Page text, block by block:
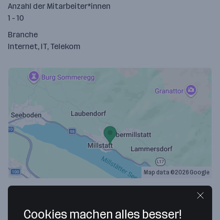
Anzahl der Mitarbeiter*innen
1 - 10
Branche
Internet, IT, Telekom
Map data ©2026 Google
CampConcept AT e.U.
Obermillstätter Straße 151
Cookies machen alles besser!